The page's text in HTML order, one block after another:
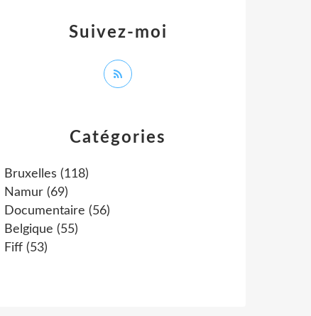
Catégories
Bruxelles (118)
Namur (69)
Documentaire (56)
Belgique (55)
Fiff (53)
Suivez-moi